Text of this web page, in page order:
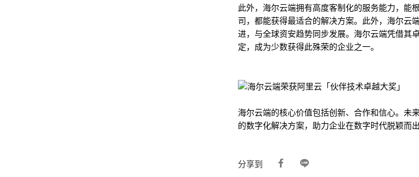
此外，海尔云端拥有高度客制化的服务能力，能
司，都能获得最适合的解决方案。此外，海尔云
进，与全球资安趋势同步发展。海尔云端凭借其
定，成为少数获得此殊荣的企业之一。
海尔云端的核心价值包括创新、合作和信心。未
的数字化解决方案，助力企业在数字时代脱颖而出
分享到